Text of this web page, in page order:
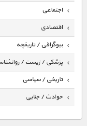
اجتماعی
اقتصادی
بیوگرافی / تاریخچه
پزشکی / زیست /
تاریخی / سیاسی
حوادث / جنایی